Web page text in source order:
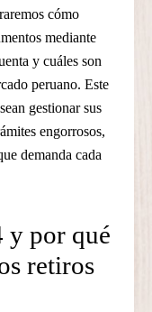
cómo
mediante
y cuáles son
peruano. Este
gestionar sus
engorrosos,
demanda cada
y por qué
retiros